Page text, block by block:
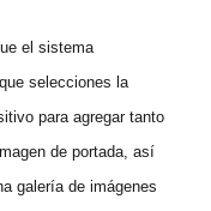
el sistema
selecciones la
para agregar tanto
de portada, así
galería de imágenes